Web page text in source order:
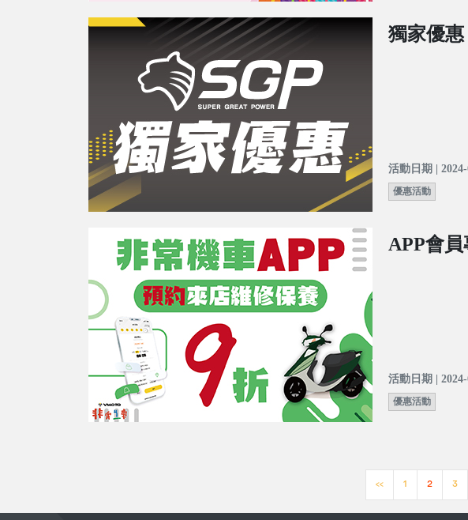
獨家優
活動日期 |
優惠活動
APP會
活動日期 |
優惠活動
<< 1 2 3